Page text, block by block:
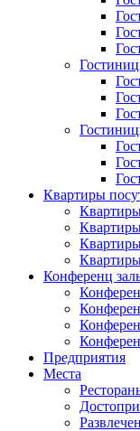
Квартиры
Конференц
Предприятия
Места